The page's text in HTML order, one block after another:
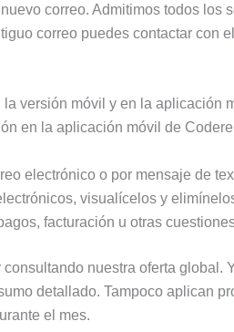
correo. Admitimos todos
correo puedes contactar con
versión móvil y en la
en la aplicación móvil de
electrónico o por mensaje de
visualícelos y
facturación u otras
nuestra oferta
detallado. Tampoco aplican
el mes.